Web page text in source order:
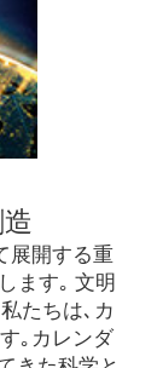
展開する重
ます｡ 文明
たちは､カ
｡カレンダ